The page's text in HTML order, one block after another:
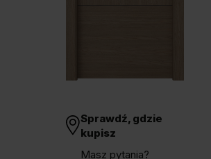
Sprawdź, gdzie
kupisz
Masz pytania?